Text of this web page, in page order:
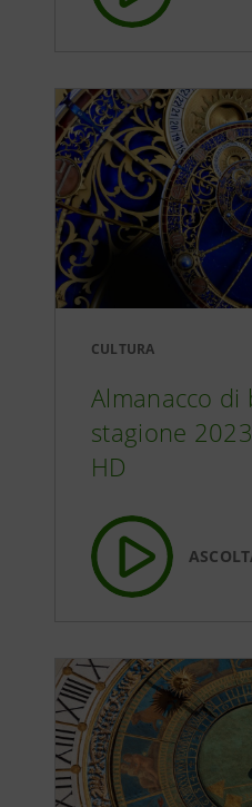
gennaio
Almanacco di
gennaio
Almanacco di
CULTURA
Almanacco di
stagione
HD